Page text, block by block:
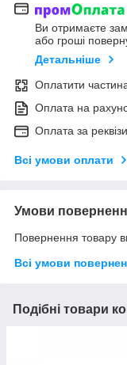
Ви отримаєте
або гроші
Детальніше
Оплатити
Оплата на
Оплата за
Всі умови оплати
Умови
Повернення товару
Всі умови
Подібні товари